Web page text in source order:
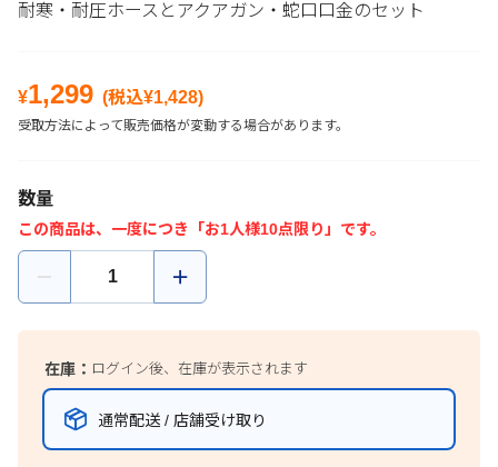
耐寒・耐圧ホースとアクアガン・蛇口口金のセット
¥1,299 (税込¥1,428)
受取方法によって販売価格が変動する場合があります。
数量
この商品は、一度につき「お1人様10点限り」です。
在庫： ログイン後、在庫が表示されます
通常配送 / 店舗受け取り